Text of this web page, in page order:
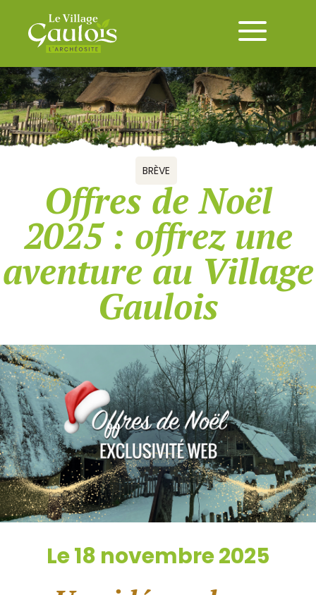
BRÈVE
Offres de Noël
2025 : offrez une
aventure au Village
Gaulois
Le 18 novembre 2025